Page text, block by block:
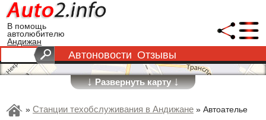
В помощь
автолюбителю
Андижан
Автоновости Отзывы
↓Развернуть карту↓
» Станции техобслуживания в Андижане » Автоателье